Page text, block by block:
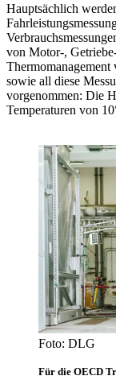
Hauptsächlich
von Motor-,
sowie all diese
vorgenommen: Die
Temperaturen von
Foto: DLG
Für die OECD